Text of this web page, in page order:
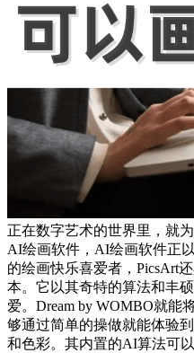
正在数字艺术的世界里，就
AI绘画软件，AI绘画软件正
的绘画快乐喜爱者，PicsArt
本。它以其奇特的算法和丰
爱。Dream by WOMBO就能
够通过简单的操做就能体验
和色彩。其内置的AI算法可